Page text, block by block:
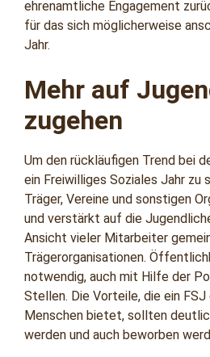
ehrenamtliche Engagement
für das sich möglicherweise
Jahr.
Mehr auf
zugehen
Um den rückläufigen Trend bei
ein Freiwilliges Soziales Jahr zu
Träger, Vereine und sonstigen
und verstärkt auf die
Ansicht vieler Mitarbeiter
Trägerorganisationen.
notwendig, auch mit Hilfe der
Stellen. Die Vorteile, die ein
Menschen bietet, sollten
werden und auch beworben